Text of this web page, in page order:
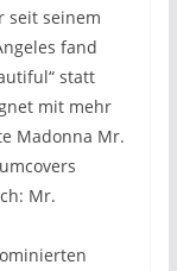
seit seinem
fand
statt
mit mehr
Madonna Mr.
Mr.